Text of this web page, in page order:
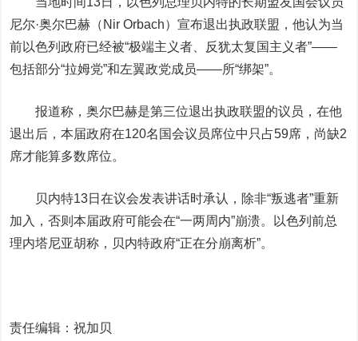
尼尔·奥尔巴赫（Nir Orbach）宣布退出执政联盟，他认为当
前以色列政府已经被“极端主义者、反犹太复国主义者”——
包括部分“拉姆党”和左翼政党成员——所“绑架”。
报道称，奥尔巴赫是第三位退出执政联盟的议员，在他
退出后，本届政府在120名国会议员席位中只占59席，尚缺2
席才能算多数席位。
贝内特13日在议会发表讲话时承认，除非“叛逃者”重新
加入，否则本届政府可能会在“一两周内”崩溃。以色列前总
理内塔尼亚胡称，贝内特政府“正在分崩离析”。
责任编辑：祝加贝